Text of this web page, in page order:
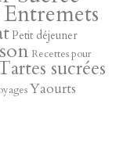
Petit déjeuner
Recettes pour
sucrées
Yaourts